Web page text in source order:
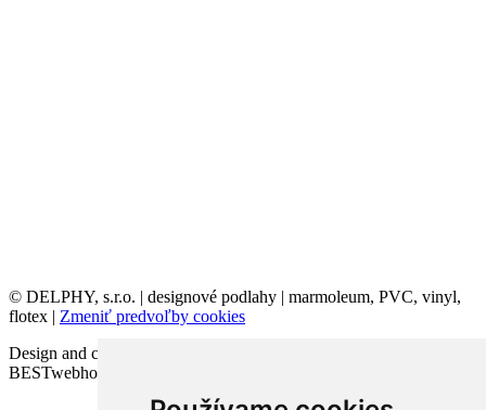
© DELPHY, s.r.o. | designové podlahy | marmoleum, PVC, vinyl,
flotex | Zmeniť predvoľby cookies
Design and code VICTORY-media.sk | Webhosting
BESTwebhosting.sk | 12.11.2025